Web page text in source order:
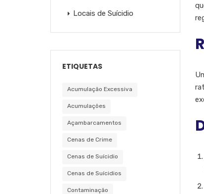
Locais de Suícidio
ETIQUETAS
Acumulação Excessiva
Acumulações
Açambarcamentos
Cenas de Crime
Cenas de Suícidio
Cenas de Suícidios
Contaminação